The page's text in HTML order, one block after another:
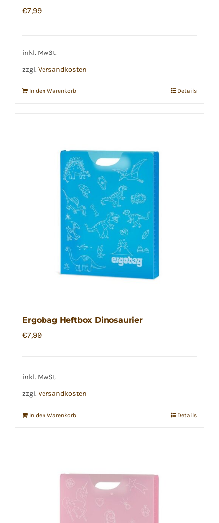
€7,99
inkl. MwSt.
zzgl. Versandkosten
In den Warenkorb Details
Ergobag Heftbox Dinosaurier
€7,99
inkl. MwSt.
zzgl. Versandkosten
In den Warenkorb Details